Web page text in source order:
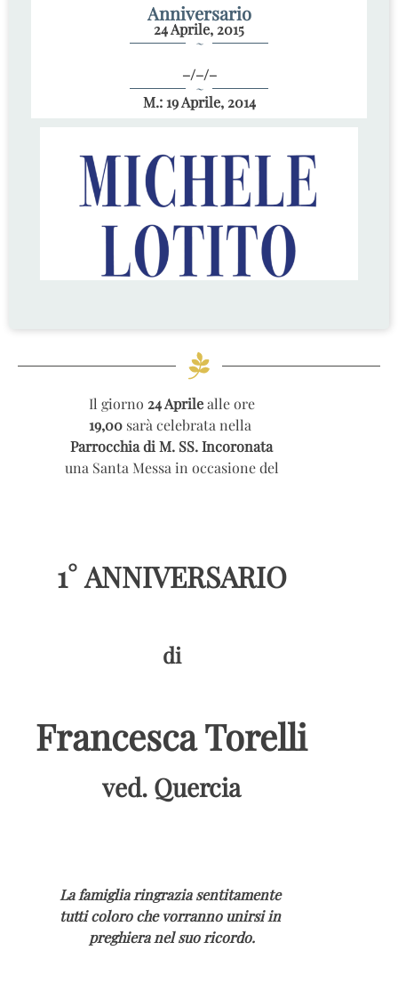
Anniversario
24 Aprile, 2015
~
–/–/–
~
M.: 19 Aprile, 2014
Il giorno 24 Aprilealle ore
19,00sarà celebrata nella
Parrocchia di M. SS. Incoronata
una Santa Messa in occasione del
1° ANNIVERSARIO
di
Francesca Torelli
ved. Quercia
La famiglia ringrazia sentitamente
tutti coloro che vorranno unirsi in
preghiera nel suo ricordo.